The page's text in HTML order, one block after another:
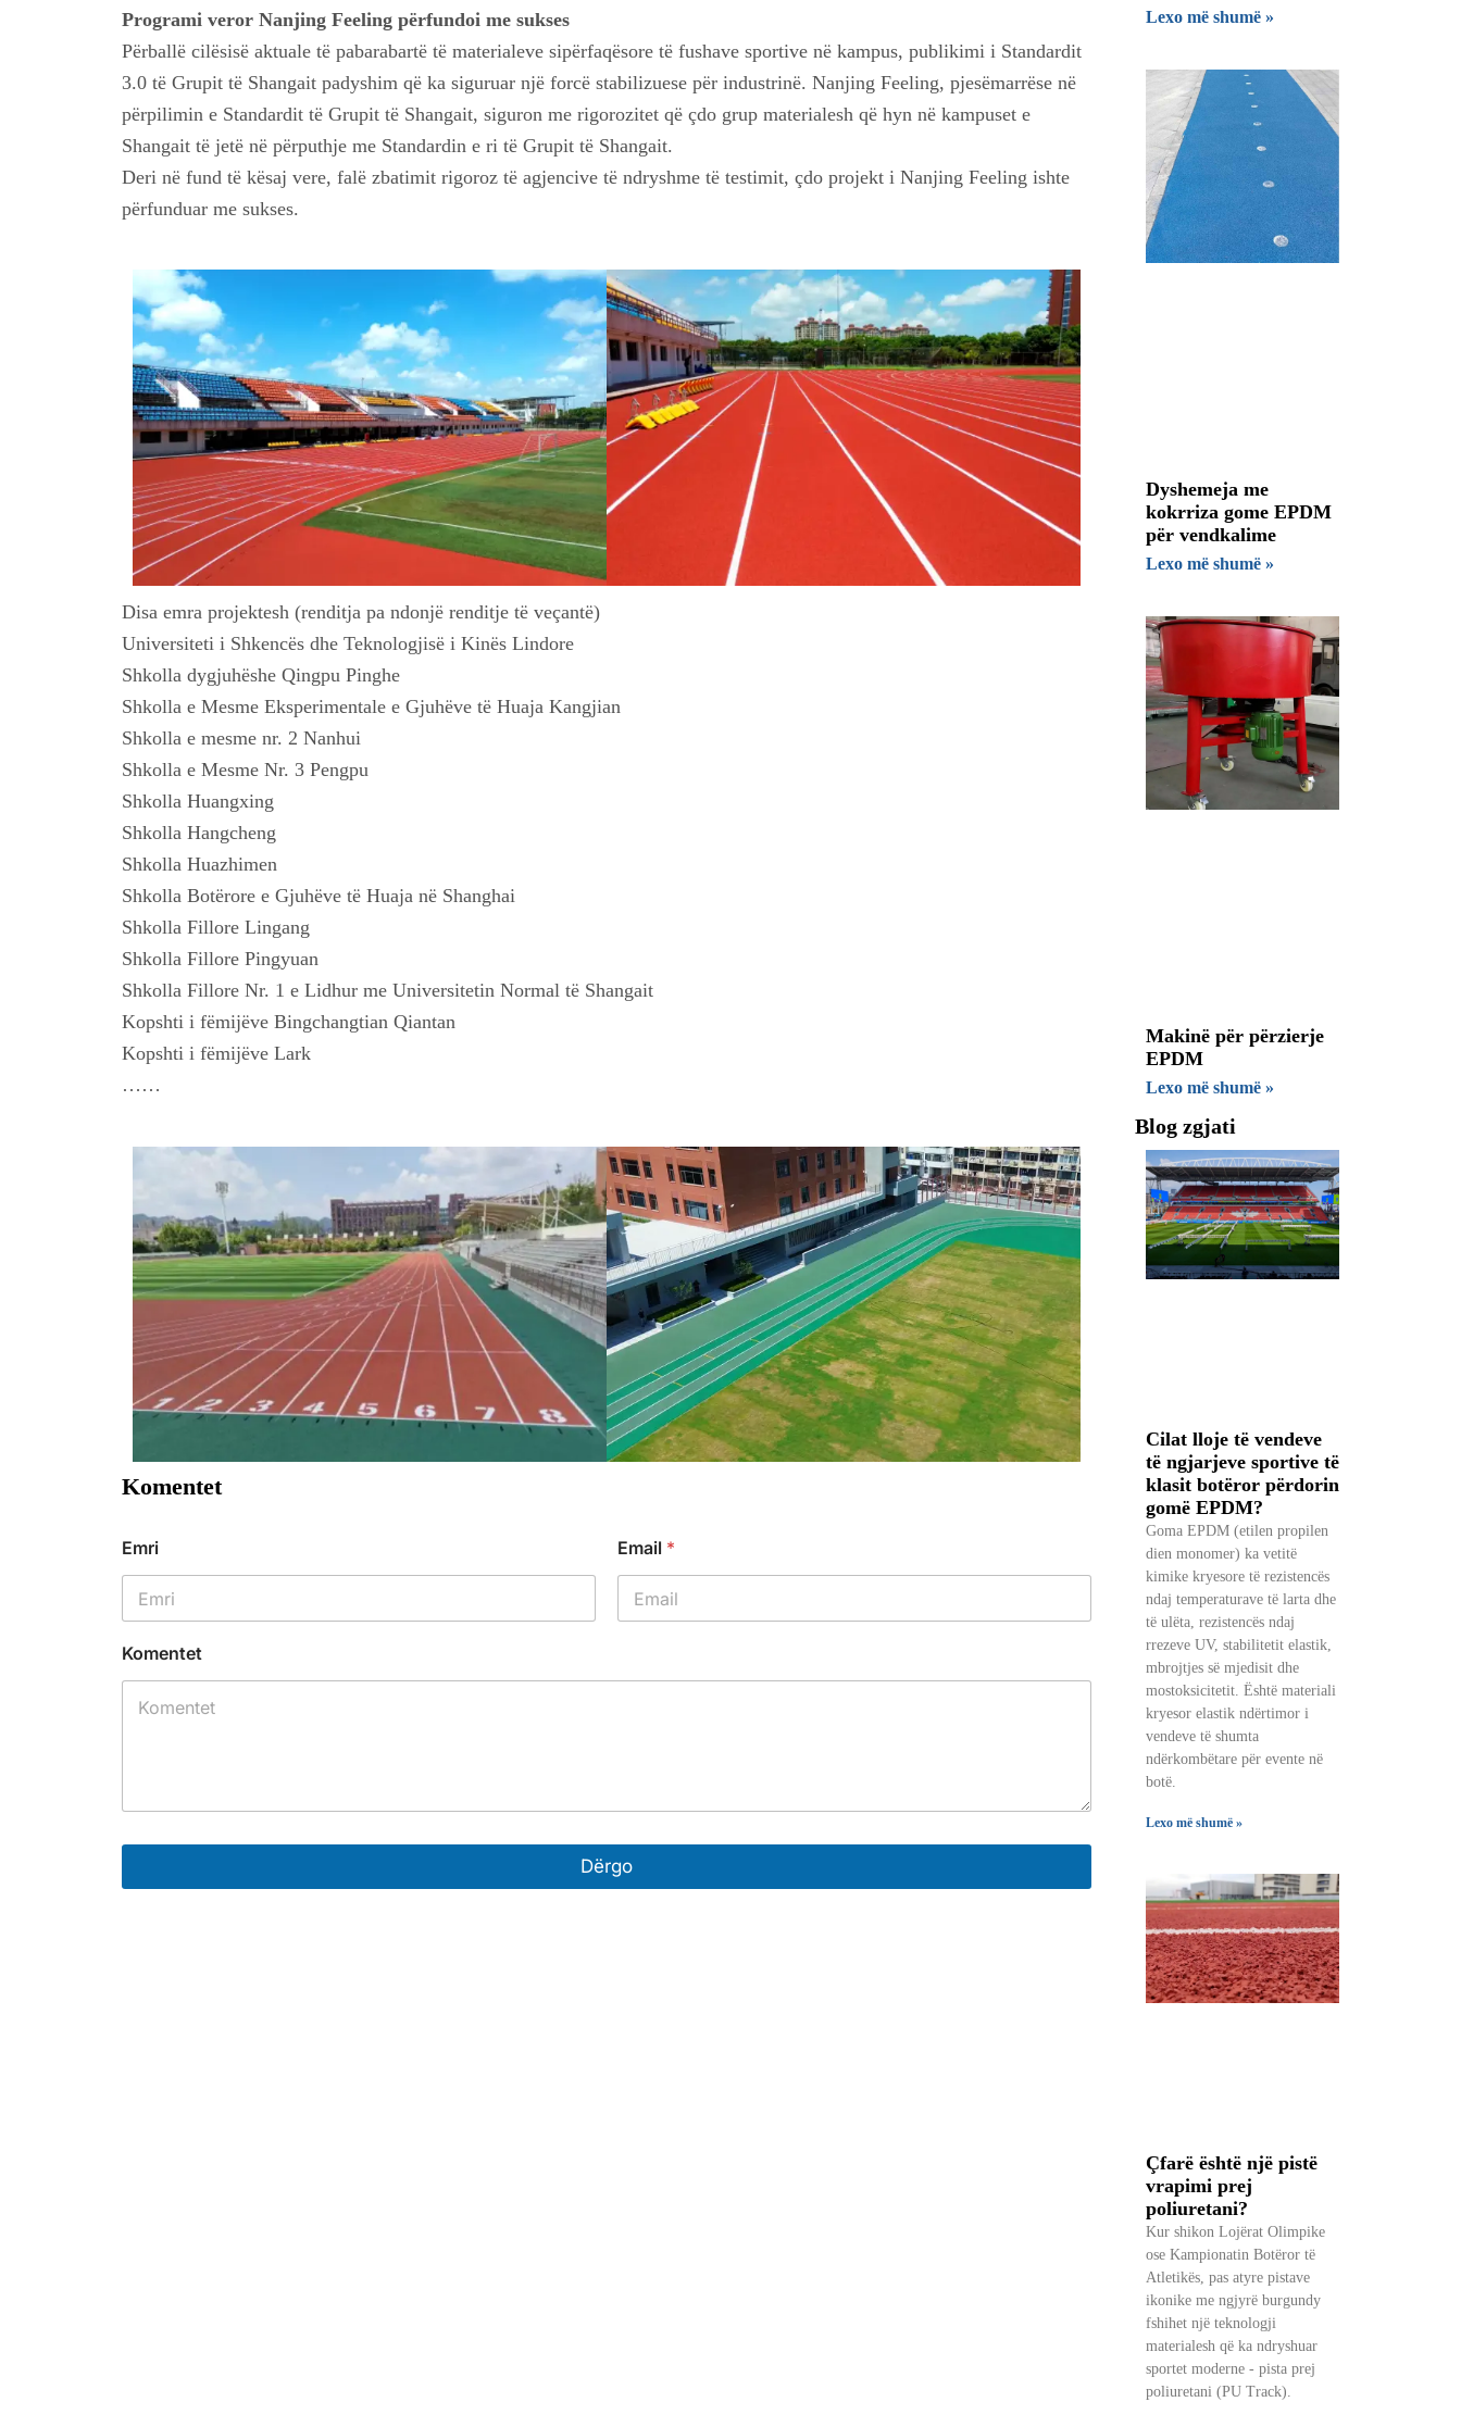
Programi veror Nanjing Feeling përfundoi me sukses
Përballë cilësisë aktuale të pabarabartë të materialeve sipërfaqësore të fushave sportive në kampus, publikimi i Standardit
3.0 të Grupit të Shangait padyshim që ka siguruar një forcë stabilizuese për industrinë. Nanjing Feeling, pjesëmarrëse në
përpilimin e Standardit të Grupit të Shangait, siguron me rigorozitet që çdo grup materialesh që hyn në kampuset e
Shangait të jetë në përputhje me Standardin e ri të Grupit të Shangait.
Deri në fund të kësaj vere, falë zbatimit rigoroz të agjencive të ndryshme të testimit, çdo projekt i Nanjing Feeling ishte
përfunduar me sukses.
Disa emra projektesh (renditja pa ndonjë renditje të veçantë)
Universiteti i Shkencës dhe Teknologjisë i Kinës Lindore
Shkolla dygjuhëshe Qingpu Pinghe
Shkolla e Mesme Eksperimentale e Gjuhëve të Huaja Kangjian
Shkolla e mesme nr. 2 Nanhui
Shkolla e Mesme Nr. 3 Pengpu
Shkolla Huangxing
Shkolla Hangcheng
Shkolla Huazhimen
Shkolla Botërore e Gjuhëve të Huaja në Shanghai
Shkolla Fillore Lingang
Shkolla Fillore Pingyuan
Shkolla Fillore Nr. 1 e Lidhur me Universitetin Normal të Shangait
Kopshti i fëmijëve Bingchangtian Qiantan
Kopshti i fëmijëve Lark
……
Komentet
Emri Email *
Komentet
Dërgo
Lexo më shumë »
Dyshemeja me
kokrriza gome EPDM
për vendkalime
Lexo më shumë »
Makinë për përzierje
EPDM
Lexo më shumë »
Blog zgjati
Cilat lloje të vendeve
të ngjarjeve sportive të
klasit botëror përdorin
gomë EPDM?
Goma EPDM (etilen propilen
dien monomer) ka vetitë
kimike kryesore të rezistencës
ndaj temperaturave të larta dhe
të ulëta, rezistencës ndaj
rrezeve UV, stabilitetit elastik,
mbrojtjes së mjedisit dhe
mostoksicitetit. Është materiali
kryesor elastik ndërtimor i
vendeve të shumta
ndërkombëtare për evente në
botë.
Lexo më shumë »
Çfarë është një pistë
vrapimi prej
poliuretani?
Kur shikon Lojërat Olimpike
ose Kampionatin Botëror të
Atletikës, pas atyre pistave
ikonike me ngjyrë burgundy
fshihet një teknologji
materialesh që ka ndryshuar
sportet moderne - pista prej
poliuretani (PU Track).